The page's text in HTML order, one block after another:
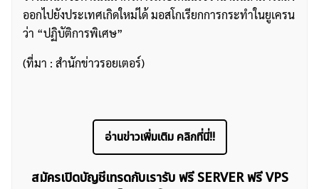
ออกไปยังประเทศเกิดใหม่ได้ มอสโกเรียกการกระทำในยูเครน
ว่า “ปฏิบัติการพิเศษ”
(ที่มา : สำนักข่าวรอยเตอร์)
อ่านข่าวเพิ่มเติม คลิกที่นี่!!
สมัครเปิดบัญชีเทรดกับเรารับ ฟรี SERVER ฟรี VPS